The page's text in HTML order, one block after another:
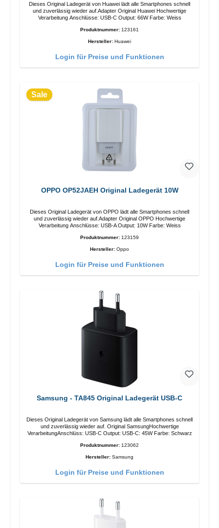
Dieses Original Ladegerät von Huawei lädt alle Smartphones schnell
und zuverlässig wieder auf.Adapter Original Huawei Hochwertige
Verarbeitung Anschlüsse: USB-C Output: 66W Farbe: Weiss
Produktnummer: 123161
Hersteller: Huawei
Login für Preise und Funktionen
Sale
OPPO OP52JAEH Original Ladegerät 10W
Dieses Original Ladegerät von OPPO lädt alle Smartphones schnell
und zuverlässig wieder auf.Adapter Original OPPO Hochwertige
Verarbeitung Anschlüsse: USB-A Output: 10W Farbe: Weiss
Produktnummer: 123159
Hersteller: Oppo
Login für Preise und Funktionen
Samsung - TA845 Original Ladegerät USB-C
Dieses Original Ladegerät von Samsung lädt alle Smartphones schnell
und zuverlässig wieder auf. Original SamsungHochwertige
VerarbeitungAnschlüss: USB-C Output: USB-C: 45W Farbe: Schwarz
Produktnummer: 123062
Hersteller: Samsung
Login für Preise und Funktionen